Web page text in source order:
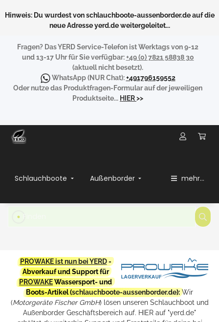
Hinweis: Du wurdest von schlauchboote-aussenborder.de auf die
neue Adresse yerd.de weitergeleitet...
Fragen? Das YERD Service-Telefon ist Werktags von 9-12
und 13-17 Uhr für Sie verfügbar:+49 (0) 7821 58838 30
(aktuell nicht besetzt).
WhatsApp(NUR Chat):+491796159552
Oder nutze das Produktfragen-Formular auf der jeweiligen
Produktseite... HIER>>
Schlauchboote Außenborder mehr...
PROWAKE ist nun bei YERD-
Abverkauf und Support für
PROWAKEWassersport- und
Boots-Artikel (schlauchboote-aussenborder.de): Wir
(Motorgeräte Fischer GmbH) lösen unseren Schlauchboot und
Außenborder Geschäftsbereich auf. HIER auf "yerd.de"